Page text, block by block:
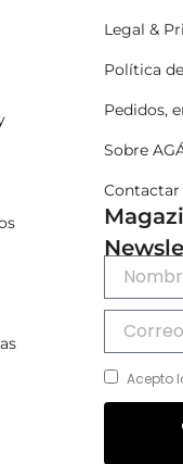
Legal &
Política
Pedidos,
Sobre
Contactar
Acepto